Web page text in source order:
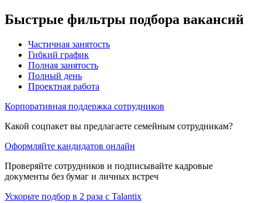
Быстрые фильтры подбора вакансий
Частичная занятость
Гибкий график
Полная занятость
Полный день
Проектная работа
Корпоративная поддержка сотрудников
Какой соцпакет вы предлагаете семейным сотрудникам?
Оформляйте кандидатов онлайн
Проверяйте сотрудников и подписывайте кадровые
документы без бумаг и личных встреч
Ускорьте подбор в 2 раза с Talantix